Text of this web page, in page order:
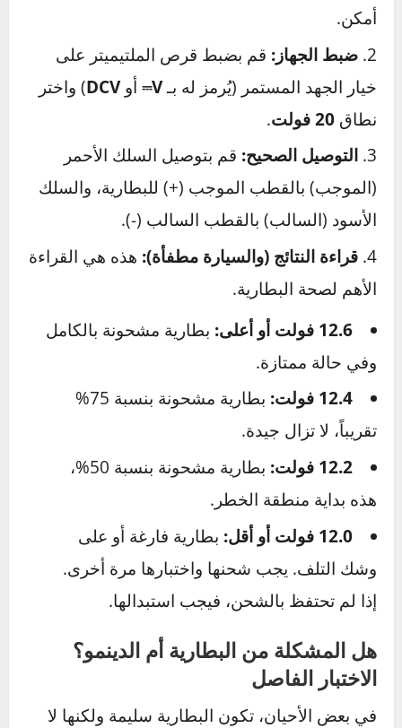
تتخيل.
الفحص باستخدام الملتيميتر – قراءة
الأرقام وفهمها
الملتيميتر هو صديقك الأفضل هنا. إنه جهاز بسيط
يقيس الجهد الكهربائي ويعطيك قراءة دقيقة لصحة
بطاريتك. اتبع هذه الخطوات:
السلامة أولاً:تأكد من أن السيارة مطفأة تماماً
والمفتاح خارجها. ارتدِ قفازات ونظارات واقية إذا
ضبط الجهاز:قم بضبط قرص الملتيميتر على
خيار الجهد المستمر (يُرمز له بـ V⎓ أو DCV) واختر
نطاق20 فولت
التوصيل الصحيح:قم بتوصيل السلك الأحمر
(الموجب) بالقطب الموجب (+) للبطارية، والسلك
الأسود (السالب) بالقطب السالب (-).
قراءة النتائج (والسيارة مطفأة):هذه هي القراءة
الأهم لصحة البطارية.
12.6 فولت أو أعلى:
بطارية مشحونة بالكامل
وفي حالة ممتازة.
12.4 فولت: بطارية مشحونة بنسبة 75%